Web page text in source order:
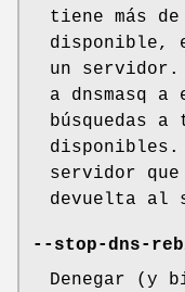
tiene más
disponible,
un
a dnsmasq
búsquedas
disponibles.
servidor que
devuelta al
--stop-dns-
Denegar (y